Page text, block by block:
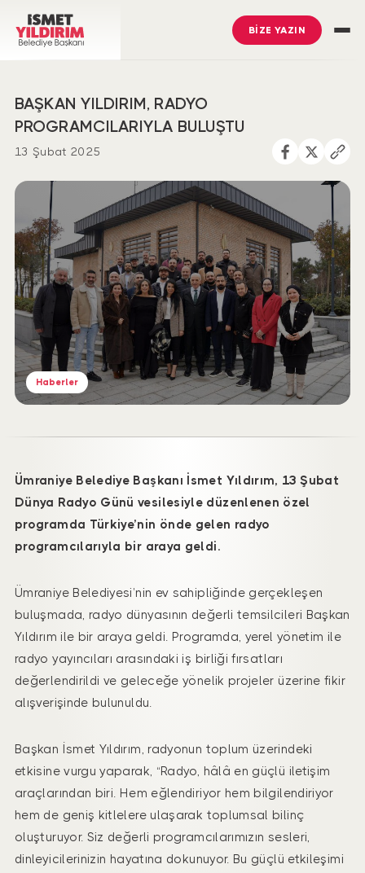
İsmet Yıldırım’ı Takip Edin
Ümraniye Belediyesi’ni Takip Edin
BİZE YAZIN
Haberler
13 Şubat 2025
BAŞKAN YILDIRIM, RADYO
PROGRAMCILARIYLA BULUŞTU
Ümraniye Belediye Başkanı İsmet Yıldırım, 13 Şubat
Dünya Radyo Günü vesilesiyle düzenlenen özel
programda Türkiye’nin önde gelen radyo
programcılarıyla bir araya geldi.
Ümraniye Belediyesi’nin ev sahipliğinde gerçekleşen
buluşmada, radyo dünyasının değerli temsilcileri Başkan
Yıldırım ile bir araya geldi. Programda, yerel yönetim ile
radyo yayıncıları arasındaki iş birliği fırsatları
değerlendirildi ve geleceğe yönelik projeler üzerine fikir
alışverişinde bulunuldu.
Başkan İsmet Yıldırım, radyonun toplum üzerindeki
etkisine vurgu yaparak, “Radyo, hâlâ en güçlü iletişim
araçlarından biri. Hem eğlendiriyor hem bilgilendiriyor
hem de geniş kitlelere ulaşarak toplumsal bilinç
oluşturuyor. Siz değerli programcılarımızın sesleri,
dinleyicilerinizin hayatına dokunuyor. Bu güçlü etkileşimi